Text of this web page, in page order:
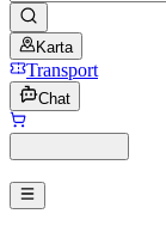
Karta
Transport
Chat